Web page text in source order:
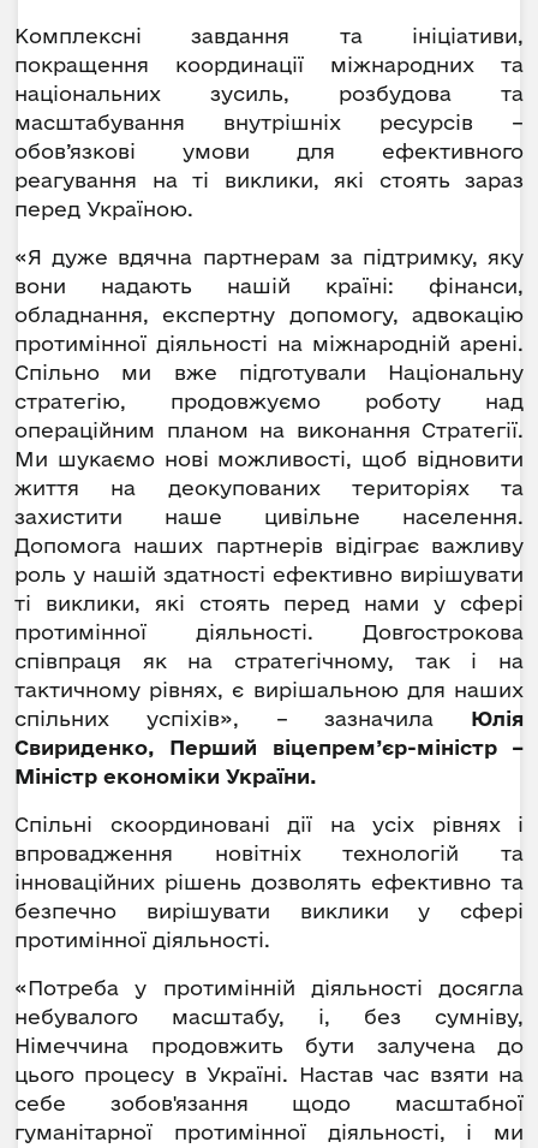
Комплексні завдання та ініціативи,
покращення координації міжнародних та
національних зусиль, розбудова та
масштабування внутрішніх ресурсів –
обов’язкові умови для ефективного
реагування на ті виклики, які стоять зараз
перед Україною.
«Я дуже вдячна партнерам за підтримку, яку
вони надають нашій країні: фінанси,
обладнання, експертну допомогу, адвокацію
протимінної діяльності на міжнародній арені.
Спільно ми вже підготували Національну
стратегію, продовжуємо роботу над
операційним планом на виконання Стратегії.
Ми шукаємо нові можливості, щоб відновити
життя на деокупованих територіях та
захистити наше цивільне населення.
Допомога наших партнерів відіграє важливу
роль у нашій здатності ефективно вирішувати
ті виклики, які стоять перед нами у сфері
протимінної діяльності. Довгострокова
співпраця як на стратегічному, так і на
тактичному рівнях, є вирішальною для наших
спільних успіхів», – зазначила Юлія
Свириденко, Перший віцепрем’єр-міністр –
Міністр економіки України.
Спільні скоординовані дії на усіх рівнях і
впровадження новітніх технологій та
інноваційних рішень дозволять ефективно та
безпечно вирішувати виклики у сфері
протимінної діяльності.
«Потреба у протимінній діяльності досягла
небувалого масштабу, і, без сумніву,
Німеччина продовжить бути залучена до
цього процесу в Україні. Настав час взяти на
себе зобов'язання щодо масштабної
гуманітарної протимінної діяльності, і ми